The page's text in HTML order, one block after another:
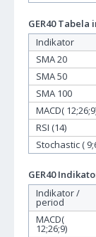
GER40 Tabela
Indikator
SMA 20
SMA 50
SMA 100
MACD(
RSI (14)
Stochastic (
GER40
Indikator /
period
MACD(
12;26;9)